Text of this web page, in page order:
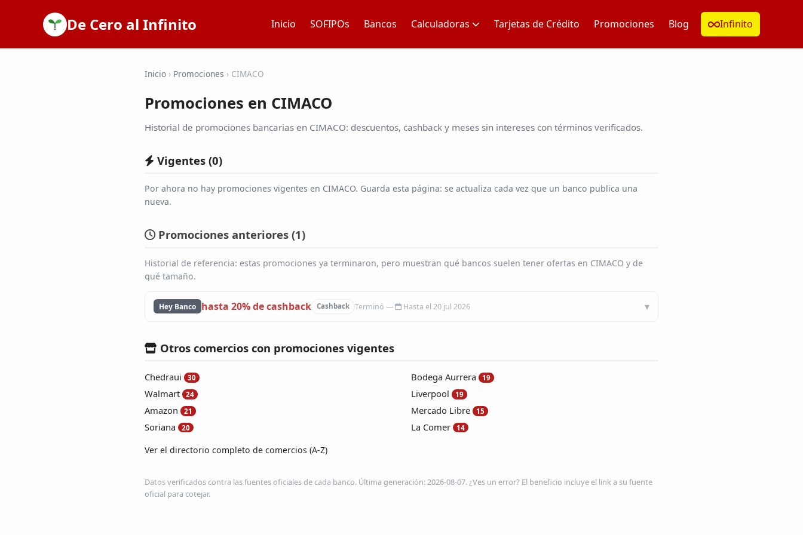
De Cero al Infinito Inicio SOFIPOs Bancos Calculadoras Tarjetas de Crédito Promociones Blog Infinito
Inicio › Promociones › CIMACO
Promociones en CIMACO
Historial de promociones bancarias en CIMACO: descuentos, cashback y meses sin intereses con términos verificados.
Vigentes (0)
Por ahora no hay promociones vigentes en CIMACO. Guarda esta página: se actualiza cada vez que un banco publica una
nueva.
Promociones anteriores (1)
Historial de referencia: estas promociones ya terminaron, pero muestran qué bancos suelen tener ofertas en CIMACO y de
qué tamaño.
Hey Banco hasta 20% de cashback Cashback Hasta el 20 jul 2026
Otros comercios con promociones vigentes
Chedraui 30
Walmart 24
Amazon 21
Soriana 20
Bodega Aurrera 19
Liverpool 19
Mercado Libre 15
La Comer 14
Ver el directorio completo de comercios (A-Z)
Datos verificados contra las fuentes oficiales de cada banco. Última generación: 2026-08-07. ¿Ves un error? El beneficio incluye el link a su fuente
oficial para cotejar.